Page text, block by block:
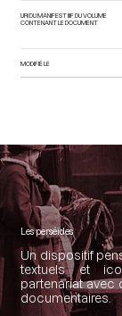
URI DU MANIFEST IIIF DU VOLUME
CONTENANT LE DOCUMENT
MODIFIÉ LE
Les perséides
Un dispositif
textuels et
partenariat avec
documentaires.